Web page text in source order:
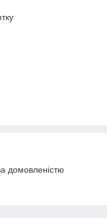
домовленістю